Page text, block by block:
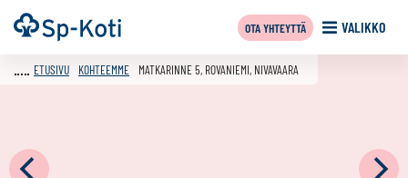
Siirry
sisältöön
Etusivu VALIKKO
OTA YHTEYTTÄ
ETUSIVU KOHTEEMME MATKARINNE 5, ROVANIEMI, NIVAVAARA